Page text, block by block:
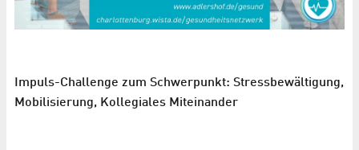
Impuls-Challenge zum Schwerpunkt: Stressbewältigung,
Mobilisierung, Kollegiales Miteinander